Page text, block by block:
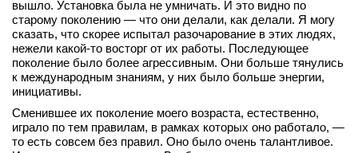
вышло. Установка была не умничать. И это видно по
старому поколению — что они делали, как делали. Я могу
сказать, что скорее испытал разочарование в этих людях,
нежели какой‑то восторг от их работы. Последующее
поколение было более агрессивным. Они больше тянулись
к международным знаниям, у них было больше энергии,
инициативы.
Сменившее их поколение моего возраста, естественно,
играло по тем правилам, в рамках которых оно работало, —
то есть совсем без правил. Оно было очень талантливое.